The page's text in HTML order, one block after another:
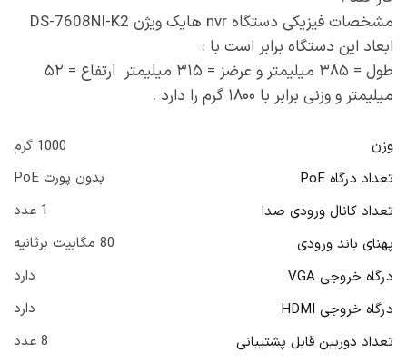
مشخصات فیزیکی دستگاه nvr هایک ویژن DS-7608NI-K2
ابعاد این دستگاه برابر است با :
طول = ۳۸۵ میلیمتر و عرضز = ۳۱۵ میلیمتر ارتفاع = ۵۲
میلیمتر و وزنی برابر با ۱۸۰۰ گرم را دارد .
وزن
1000 گرم
تعداد درگاه PoE
بدون پورت PoE
تعداد کانال ورودی صدا
1 عدد
پهنای باند ورودی
80 مگابیت برثانیه
درگاه خروجی VGA
دارد
درگاه خروجی HDMI
دارد
تعداد دوربین قابل پشتیبانی
8 عدد